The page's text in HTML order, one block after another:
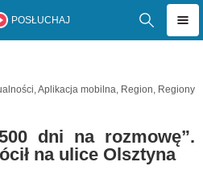
POSŁUCHAJ
,Aplikacja mobilna, Region, Regiony
dni na rozmowę”.
na ulice Olsztyna